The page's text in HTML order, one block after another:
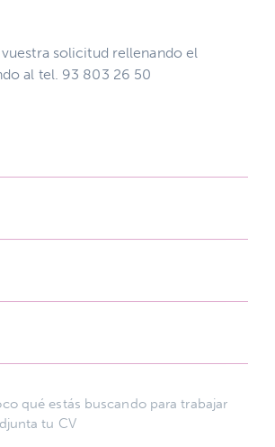
solicitud rellenando el
al tel. 93 803 26 50